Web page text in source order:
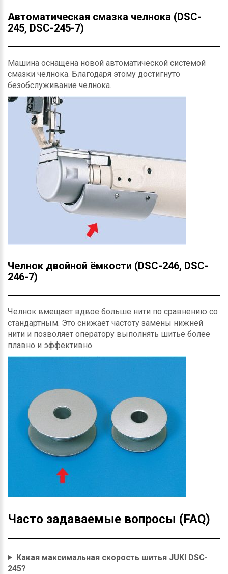
Автоматическая смазка челнока (DSC-
245, DSC-245-7)
Машина оснащена новой автоматической системой
смазки челнока. Благодаря этому достигнуто
безобслуживание челнока.
Челнок двойной ёмкости (DSC-246, DSC-
246-7)
Челнок вмещает вдвое больше нити по сравнению со
стандартным. Это снижает частоту замены нижней
нити и позволяет оператору выполнять шитьё более
плавно и эффективно.
Часто задаваемые вопросы (FAQ)
Какая максимальная скорость шитья JUKI DSC-
245?